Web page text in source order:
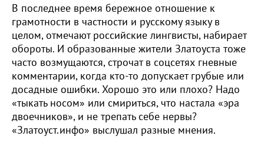
В последнее время бережное отношение к
грамотности в частности и русскому языку в
целом, отмечают российские лингвисты, набирает
обороты. И образованные жители Златоуста тоже
часто возмущаются, строчат в соцсетях гневные
комментарии, когда кто-то допускает грубые или
досадные ошибки. Хорошо это или плохо? Надо
«тыкать носом» или смириться, что настала «эра
двоечников», и не трепать себе нервы?
«Златоуст.инфо» выслушал разные мнения.